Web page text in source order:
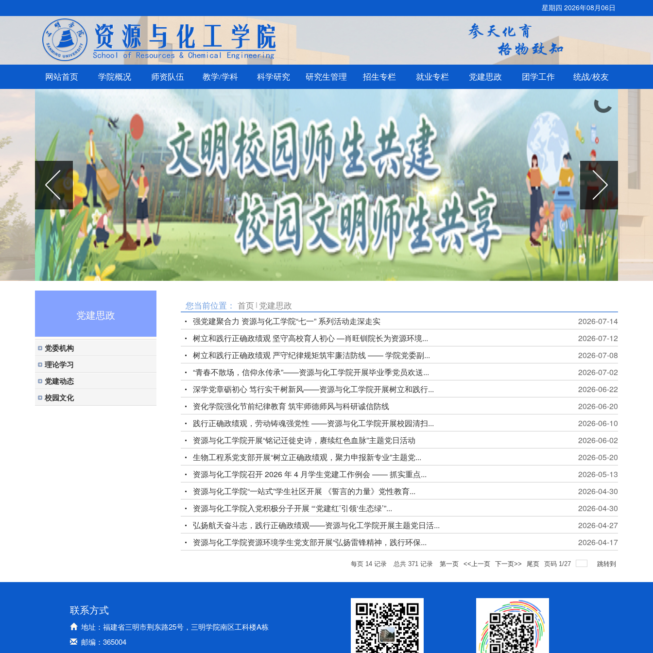
星期四 2026年08月06日
网站首页 学院概况 师资队伍 教学/学科 科学研究 研究生管理 招生专栏 就业专栏 党建思政 团学工作 统战/校友
党建思政
党委机构
理论学习
党建动态
校园文化
您当前位置： 首页 党建思政
强党建聚合力 资源与化工学院“七一” 系列活动走深走实
2026-07-14
树立和践行正确政绩观 坚守高校育人初心 —肖旺钏院长为资源环境...
2026-07-12
树立和践行正确政绩观 严守纪律规矩筑牢廉洁防线 —— 学院党委副...
2026-07-08
“青春不散场，信仰永传承”——资源与化工学院开展毕业季党员欢送...
2026-07-02
深学党章砺初心 笃行实干树新风——资源与化工学院开展树立和践行...
2026-06-22
资化学院强化节前纪律教育 筑牢师德师风与科研诚信防线
2026-06-20
践行正确政绩观，劳动铸魂强党性 ——资源与化工学院开展校园清扫...
2026-06-10
资源与化工学院开展“铭记迁徙史诗，赓续红色血脉”主题党日活动
2026-06-02
生物工程系党支部开展“树立正确政绩观，聚力申报新专业”主题党...
2026-05-20
资源与化工学院召开 2026 年 4 月学生党建工作例会 —— 抓实重点...
2026-05-13
资源与化工学院“一站式”学生社区开展 《誓言的力量》党性教育...
2026-04-30
资源与化工学院入党积极分子开展 “‘党建红’引领‘生态绿’”...
2026-04-30
弘扬航天奋斗志，践行正确政绩观——资源与化工学院开展主题党日活...
2026-04-27
资源与化工学院资源环境学生党支部开展“弘扬雷锋精神，践行环保...
2026-04-17
每页 14 记录 总共 371 记录 第一页 <<上一页 下一页>> 尾页 页码 1/27 跳转到
联系方式
地址：福建省三明市荆东路25号，三明学院南区工科楼A栋
邮编：365004